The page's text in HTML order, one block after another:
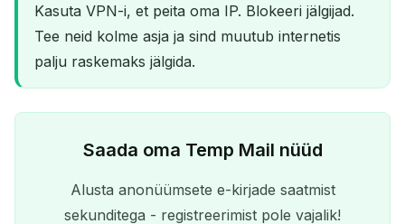
Kasuta VPN-i, et peita oma IP. Blokeeri jälgijad.
Tee neid kolme asja ja sind muutub internetis
palju raskemaks jälgida.
Saada oma Temp Mail nüüd
Alusta anonüümsete e-kirjade saatmist
sekunditega - registreerimist pole vajalik!